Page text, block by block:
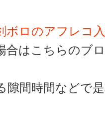
ボロのアフレコ
合はこちらのブ
隙間時間などで